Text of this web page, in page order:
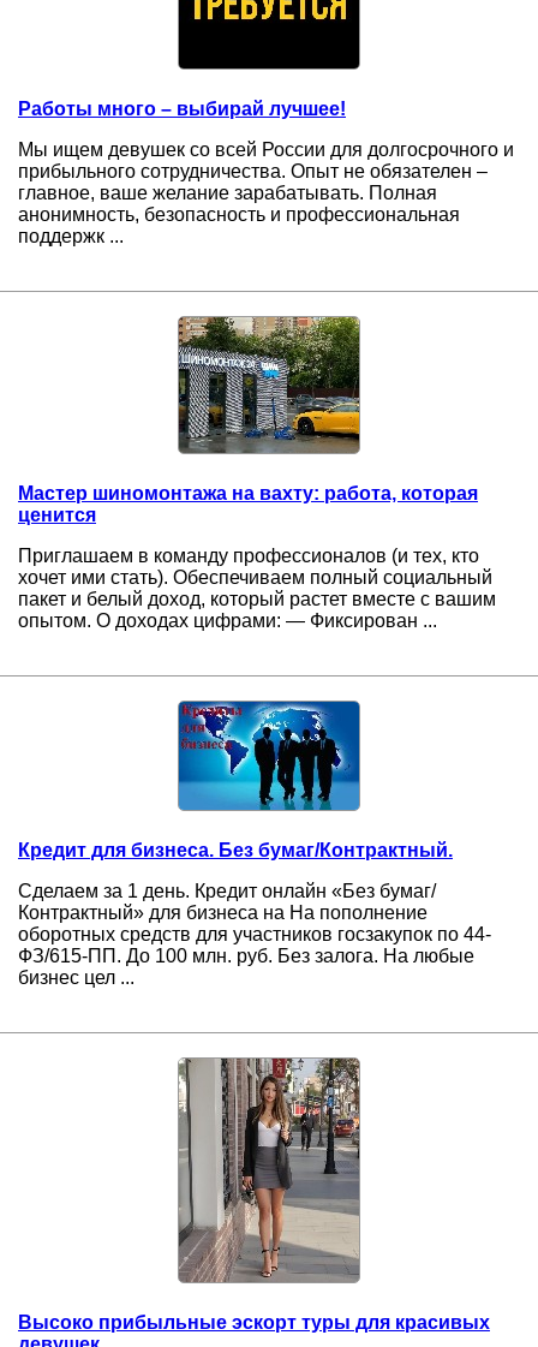
Работы много – выбирай лучшее!
Мы ищем девушек со всей России для долгосрочного и
прибыльного сотрудничества. Опыт не обязателен –
главное, ваше желание зарабатывать. Полная
анонимность, безопасность и профессиональная
поддержк ...
Мастер шиномонтажа на вахту: работа, которая
ценится
Приглашаем в команду профессионалов (и тех, кто
хочет ими стать). Обеспечиваем полный социальный
пакет и белый доход, который растет вместе с вашим
опытом. О доходах цифрами: — Фиксирован ...
Кредит для бизнеса. Без бумаг/Контрактный.
Сделаем за 1 день. Кредит онлайн «Без бумаг/
Контрактный» для бизнеса на На пополнение
оборотных средств для участников госзакупок по 44-
ФЗ/615-ПП. До 100 млн. руб. Без залога. На любые
бизнес цел ...
Высоко прибыльные эскорт туры для красивых